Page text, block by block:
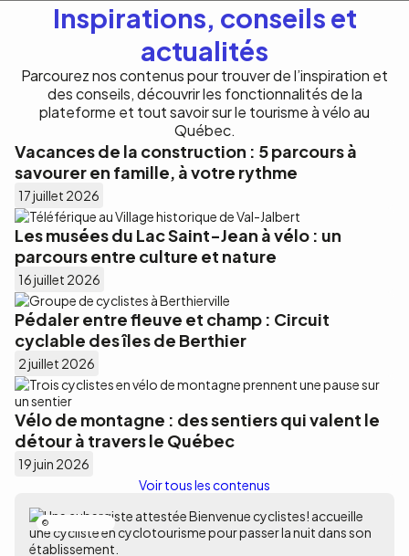
Inspirations, conseils et
actualités
Parcourez nos contenus pour trouver de l’inspiration et
des conseils, découvrir les fonctionnalités de la
plateforme et tout savoir sur le tourisme à vélo au
Québec.
Vacances de la construction : 5 parcours à
savourer en famille, à votre rythme
17 juillet 2026
Les musées du Lac Saint-Jean à vélo : un
parcours entre culture et nature
16 juillet 2026
Pédaler entre fleuve et champ : Circuit
cyclable des îles de Berthier
2 juillet 2026
Vélo de montagne : des sentiers qui valent le
détour à travers le Québec
19 juin 2026
Voir tous les contenus